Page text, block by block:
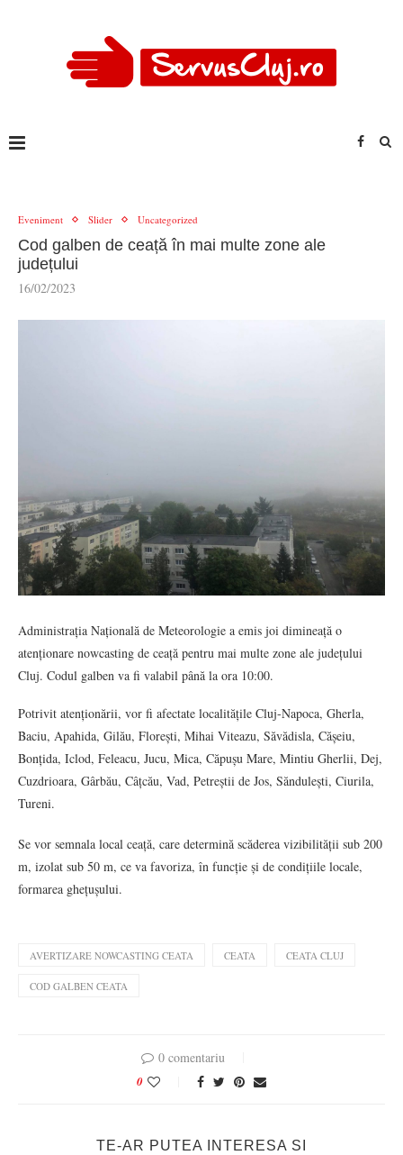
Eveniment Slider Uncategorized
Cod galben de ceață în mai multe zone ale
județului
16/02/2023
Administrația Națională de Meteorologie a emis joi dimineață o
atenționare nowcasting de ceață pentru mai multe zone ale județului
Cluj. Codul galben va fi valabil până la ora 10:00.
Potrivit atenționării, vor fi afectate localitățile Cluj-Napoca, Gherla,
Baciu, Apahida, Gilău, Florești, Mihai Viteazu, Săvădisla, Cășeiu,
Bonțida, Iclod, Feleacu, Jucu, Mica, Căpușu Mare, Mintiu Gherlii, Dej,
Cuzdrioara, Gârbău, Câțcău, Vad, Petreștii de Jos, Săndulești, Ciurila,
Tureni.
Se vor semnala local ceață, care determină scăderea vizibilității sub 200
m, izolat sub 50 m, ce va favoriza, în funcție și de condițiile locale,
formarea ghețușului.
AVERTIZARE NOWCASTING CEATA CEATA CEATA CLUJ
COD GALBEN CEATA
0 comentariu
0
TE-AR PUTEA INTERESA SI